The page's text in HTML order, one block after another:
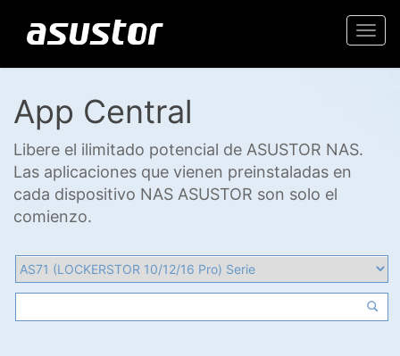
App Central
Libere el ilimitado potencial de ASUSTOR NAS.
Las aplicaciones que vienen preinstaladas en
cada dispositivo NAS ASUSTOR son solo el
comienzo.